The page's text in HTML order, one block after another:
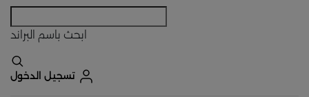
ابحث باسم البراند
تسجيل الدخول